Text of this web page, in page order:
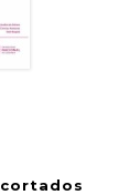
cortados